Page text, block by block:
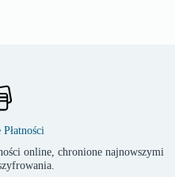
online, chronione najnowszymi